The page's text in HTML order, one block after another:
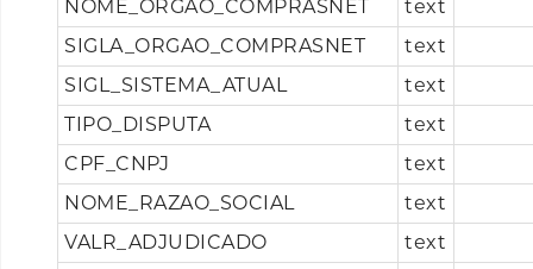
NOME_ORGAO_COMPRASNET
text
SIGLA_ORGAO_COMPRASNET
text
SIGL_SISTEMA_ATUAL
text
TIPO_DISPUTA
text
CPF_CNPJ
text
NOME_RAZAO_SOCIAL
text
VALR_ADJUDICADO
text